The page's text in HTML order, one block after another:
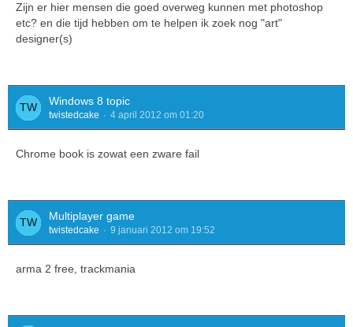
Zijn er hier mensen die goed overweg kunnen met photoshop
etc? en die tijd hebben om te helpen ik zoek nog "art"
designer(s)
Windows 8 topic
twistedcake 4 april 2012 om 01:20
Chrome book is zowat een zware fail
Multiplayer game
twistedcake 9 januari 2012 om 19:52
arma 2 free, trackmania